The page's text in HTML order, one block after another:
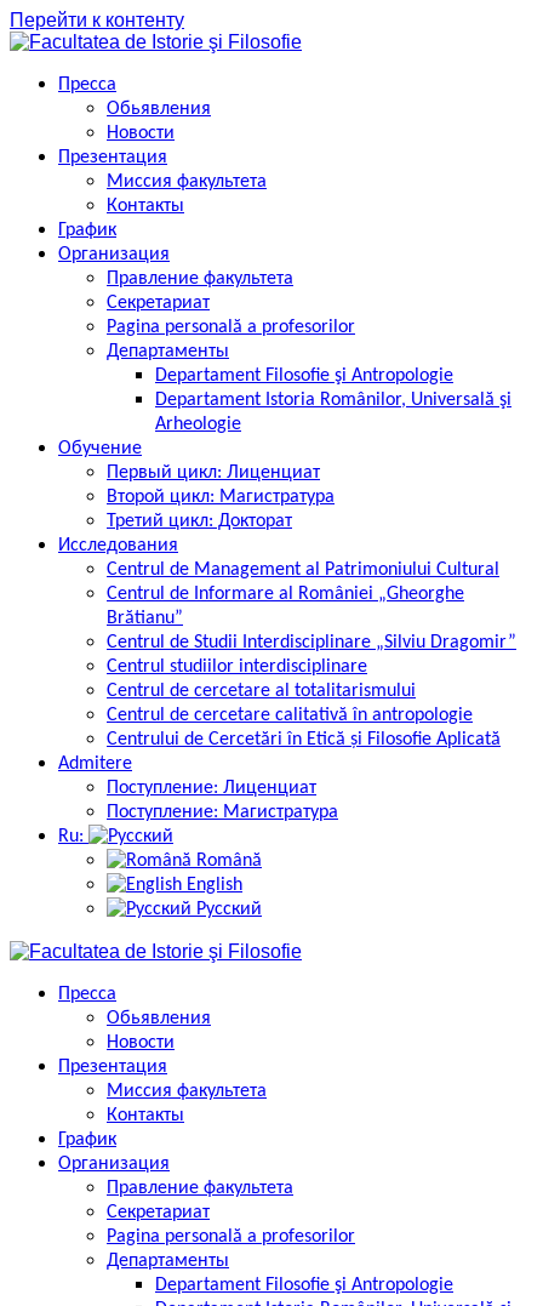
Перейти к контенту
Пресса
Обьявления
Новости
Презентация
Миссия факультета
Контакты
График
Организация
Правление факультета
Секретариат
Pagina personală a profesorilor
Департаменты
Departament Filosofie şi Antropologie
Departament Istoria Românilor, Universală şi
Arheologie
Обучение
Первый цикл: Лиценциат
Второй цикл: Магистратура
Третий цикл: Докторат
Исследования
Centrul de Management al Patrimoniului Cultural
Centrul de Informare al României „Gheorghe
Brătianu”
Centrul de Studii Interdisciplinare „Silviu Dragomir”
Centrul studiilor interdisciplinare
Centrul de cercetare al totalitarismului
Centrul de cercetare calitativă în antropologie
Centrului de Cercetări în Etică și Filosofie Aplicată
Admitere
Поступление: Лиценциат
Поступление: Магистратура
Ru:
Română
English
Русский
Пресса
Обьявления
Новости
Презентация
Миссия факультета
Контакты
График
Организация
Правление факультета
Секретариат
Pagina personală a profesorilor
Департаменты
Departament Filosofie şi Antropologie